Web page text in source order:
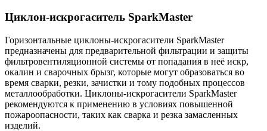
Циклон-искрогаситель SparkMaster
Горизонтальные циклоны-искрогасители SparkMaster
предназначены для предварительной фильтрации и защиты
фильтровентиляционной системы от попадания в неё искр,
окалин и сварочных брызг, которые могут образоваться во
время сварки, резки, зачистки и тому подобных процессов
металлообработки. Циклоны-искрогасители SparkMaster
рекомендуются к применению в условиях повышенной
пожароопасности, таких как сварка и резка замасленных
изделий.